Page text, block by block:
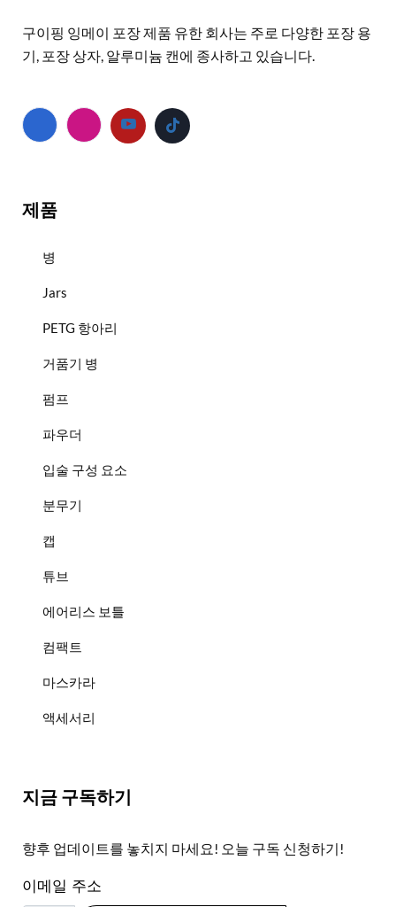
구이핑 잉메이 포장 제품 유한 회사는 주로 다양한 포장 용
기, 포장 상자, 알루미늄 캔에 종사하고 있습니다.
제품
병
Jars
PETG 항아리
거품기 병
펌프
파우더
입술 구성 요소
분무기
캡
튜브
에어리스 보틀
컴팩트
마스카라
액세서리
지금 구독하기
향후 업데이트를 놓치지 마세요! 오늘 구독 신청하기!
이메일 주소